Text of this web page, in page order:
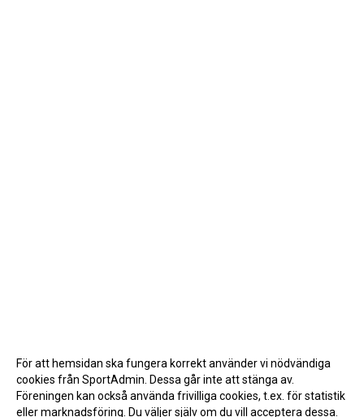
För att hemsidan ska fungera korrekt använder vi nödvändiga
cookies från SportAdmin. Dessa går inte att stänga av.
Föreningen kan också använda frivilliga cookies, t.ex. för statistik
eller marknadsföring. Du väljer själv om du vill acceptera dessa.